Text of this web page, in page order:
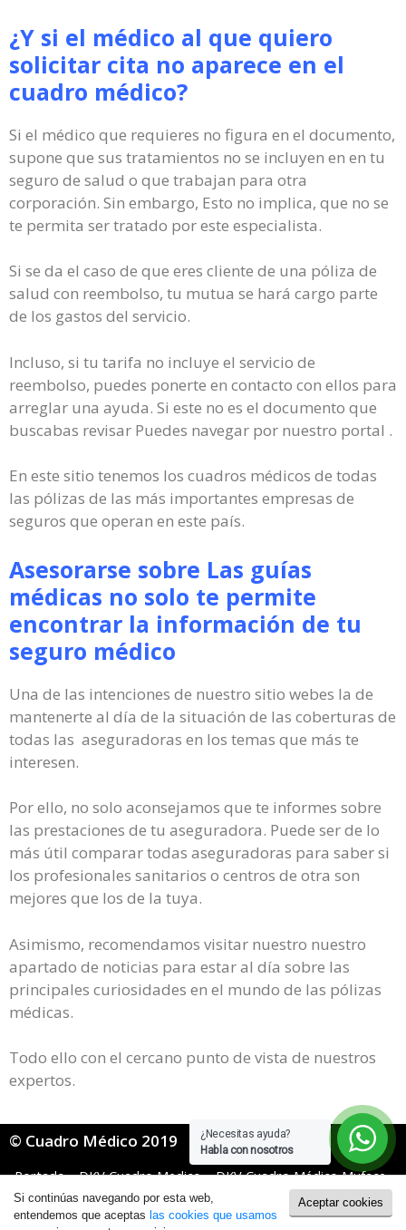
¿Necesitas ayuda?
Habla con nosotros
¿Y si el médico al que quiero
solicitar cita no aparece en el
cuadro médico?
Si el médico que requieres no figura en el documento,
supone que sus tratamientos no se incluyen en en tu
seguro de salud o que trabajan para otra
corporación. Sin embargo, Esto no implica, que no se
te permita ser tratado por este especialista.
Si se da el caso de que eres cliente de una póliza de
salud con reembolso, tu mutua se hará cargo parte
de los gastos del servicio.
Incluso, si tu tarifa no incluye el servicio de
reembolso, puedes ponerte en contacto con ellos para
arreglar una ayuda. Si este no es el documento que
buscabas revisar Puedes navegar por nuestro portal .
En este sitio tenemos los cuadros médicos de todas
las pólizas de las más importantes empresas de
seguros que operan en este país.
Asesorarse sobre Las guías
médicas no solo te permite
encontrar la información de tu
seguro médico
Una de las intenciones de nuestro sitio webes la de
mantenerte al día de la situación de las coberturas de
todas las aseguradoras en los temas que más te
interesen.
Por ello, no solo aconsejamos que te informes sobre
las prestaciones de tu aseguradora. Puede ser de lo
más útil comparar todas aseguradoras para saber si
los profesionales sanitarios o centros de otra son
mejores que los de la tuya.
Asimismo, recomendamos visitar nuestro nuestro
apartado de noticias para estar al día sobre las
principales curiosidades en el mundo de las pólizas
médicas.
Todo ello con el cercano punto de vista de nuestros
expertos.
© Cuadro Médico 2019
Portada»DKV Cuadro Medico»DKV Cuadro Médico Muface»
Dkv Muface Cuadro Medico Pontevedra
Política de Cookies|Política de Privacidad
Aceptar cookies
Si continúas navegando por esta web,
entendemos que aceptas las cookies que usamos